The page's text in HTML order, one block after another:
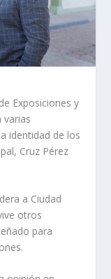
Exposiciones y
varias
identidad de los
Cruz Pérez
a Ciudad
otros
para